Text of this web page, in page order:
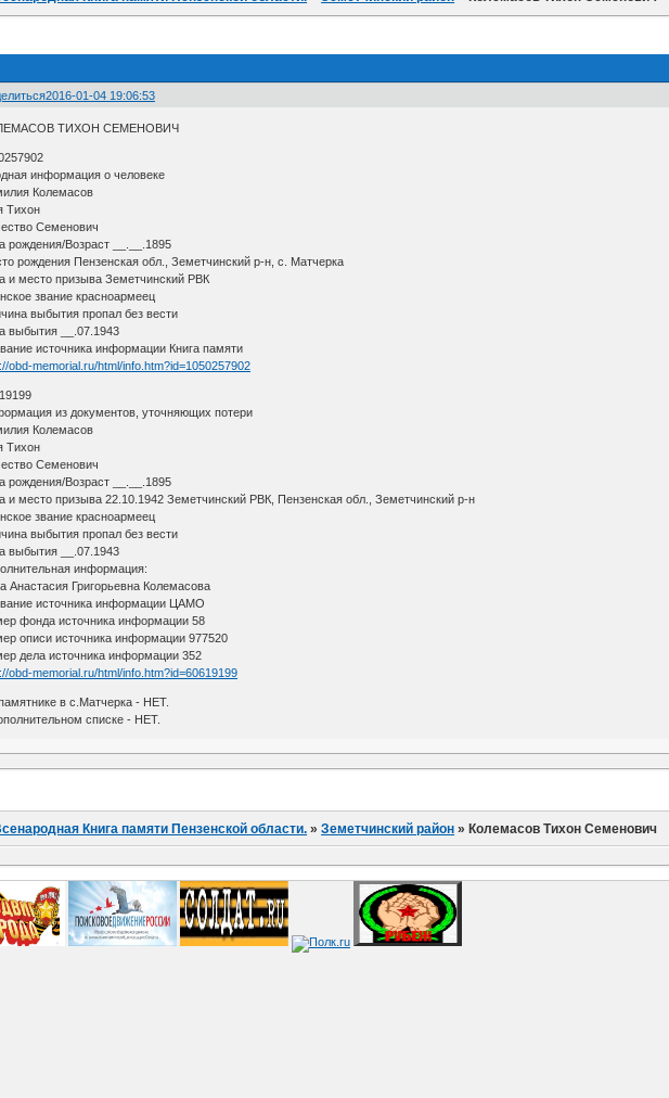
2016-01-04 19:06:53
ТИХОН СЕМЕНОВИЧ
информация о человеке
Колемасов
Тихон
Семенович
рождения/Возраст __.__.1895
рождения Пензенская обл., Земетчинский р-н, с. Матчерка
и место призыва Земетчинский РВК
звание красноармеец
выбытия пропал без вести
выбытия __.07.1943
источника информации Книга памяти
obd-memorial.ru/html/info.htm?id=1050257902
из документов, уточняющих потери
Колемасов
Тихон
Семенович
рождения/Возраст __.__.1895
и место призыва 22.10.1942 Земетчинский РВК, Пензенская обл., Земетчинский р-н
звание красноармеец
выбытия пропал без вести
выбытия __.07.1943
информация:
Анастасия Григорьевна Колемасова
источника информации ЦАМО
фонда источника информации 58
описи источника информации 977520
дела источника информации 352
obd-memorial.ru/html/info.htm?id=60619199
в с.Матчерка - НЕТ.
списке - НЕТ.
Книга памяти Пензенской области. »Земетчинский район » Колемасов Тихон Семенович